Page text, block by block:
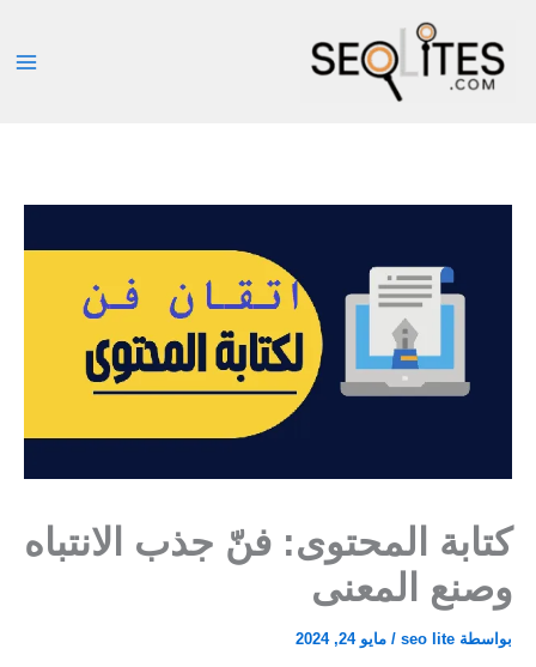
المحتوى
كتابة المحتوى: فنّ جذب الانتباه
وصنع المعنى
بواسطة seo lite
/ مايو 24, 2024